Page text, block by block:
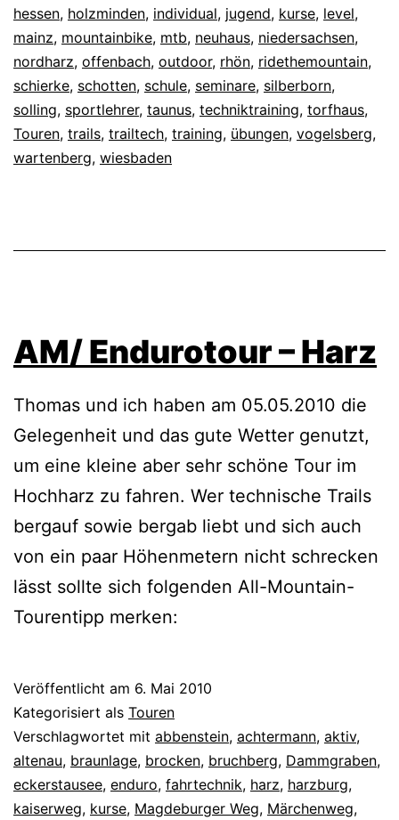
hessen, holzminden, individual, jugend, kurse, level,
mainz, mountainbike, mtb, neuhaus, niedersachsen,
nordharz, offenbach, outdoor, rhön, ridethemountain,
schierke, schotten, schule, seminare, silberborn,
solling, sportlehrer, taunus, techniktraining, torfhaus,
Touren, trails, trailtech, training, übungen, vogelsberg,
wartenberg, wiesbaden
AM/ Endurotour – Harz
Thomas und ich haben am 05.05.2010 die
Gelegenheit und das gute Wetter genutzt,
um eine kleine aber sehr schöne Tour im
Hochharz zu fahren. Wer technische Trails
bergauf sowie bergab liebt und sich auch
von ein paar Höhenmetern nicht schrecken
lässt sollte sich folgenden All-Mountain-
Tourentipp merken:
Veröffentlicht am 6. Mai 2010
Kategorisiert als Touren
Verschlagwortet mit abbenstein, achtermann, aktiv,
altenau, braunlage, brocken, bruchberg, Dammgraben,
eckerstausee, enduro, fahrtechnik, harz, harzburg,
kaiserweg, kurse, Magdeburger Weg, Märchenweg,